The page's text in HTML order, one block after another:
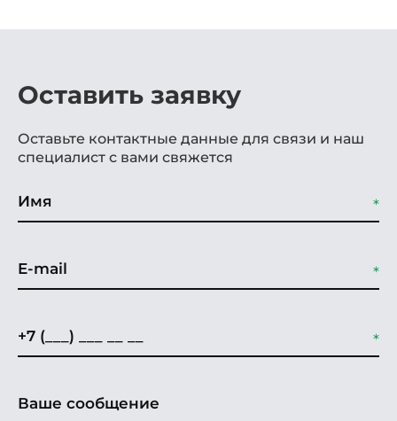
Оставить заявку
Оставьте контактные данные для связи и наш
специалист с вами свяжется